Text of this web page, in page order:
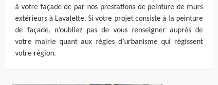
à votre façade de par nos prestations de peinture de murs
extérieurs à Lavalette. Si votre projet consiste à la peinture
de façade, n’oubliez pas de vous renseigner auprès de
votre mairie quant aux règles d’urbanisme qui régissent
votre région.